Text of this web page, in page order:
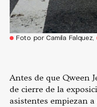
Foto por Camila Falquez,
Antes de que Qween
de cierre de la
asistentes empiezan